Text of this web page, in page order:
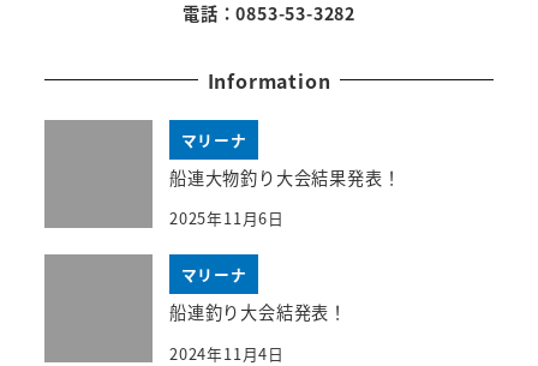
電話：0853-53-3282
Information
マリーナ
船連大物釣り大会結果発表！
2025年11月6日
マリーナ
船連釣り大会結発表！
2024年11月4日